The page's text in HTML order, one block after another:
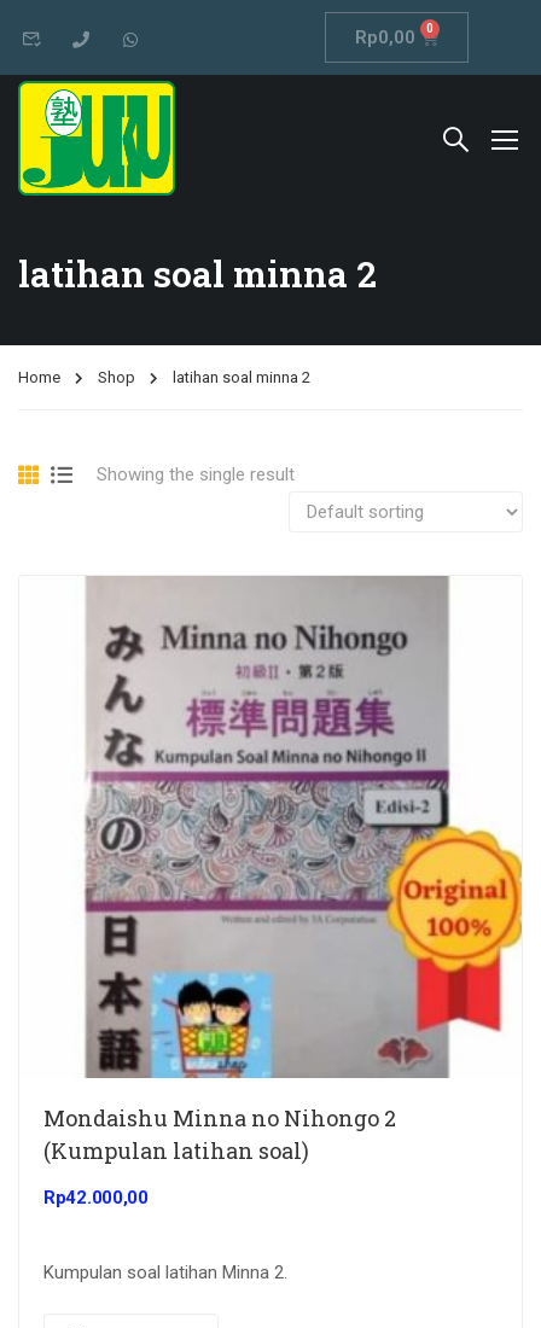
Rp0,00 0
latihan soal minna 2
Home Shop latihan soal minna 2
Showing the single result
Mondaishu Minna no Nihongo 2
(Kumpulan latihan soal)
Rp42.000,00
Kumpulan soal latihan Minna 2.